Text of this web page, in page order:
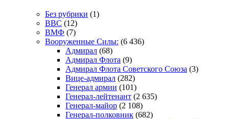
Без рубрики (1)
ВВС (12)
ВМФ (7)
Вооруженные Силы: (6 436)
Адмирал (68)
Адмирал Флота (9)
Адмирал Флота Советского Союза (3)
Вице-адмирал (282)
Генерал армии (101)
Генерал-лейтенант (2 635)
Генерал-майор (2 108)
Генерал-полковник (682)